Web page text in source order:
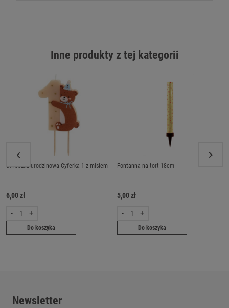
Inne produkty z tej kategorii
Świeczka urodzinowa Cyferka 1 z misiem
6,00 zł
- +
Do koszyka
Fontanna na tort 18cm
5,00 zł
- +
Do koszyka
Newsletter